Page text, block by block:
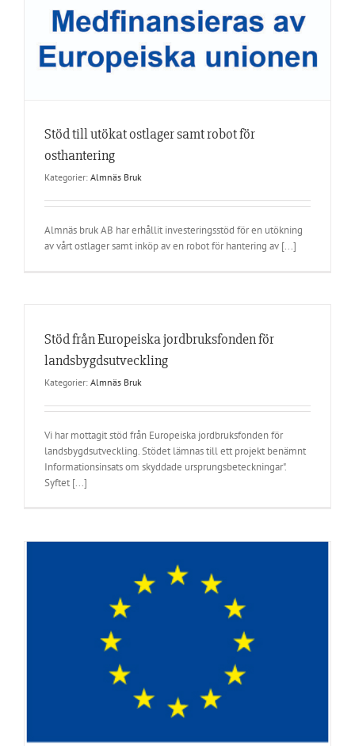
Stöd till utökat ostlager samt robot för
osthantering
Kategorier: Almnäs Bruk
Almnäs bruk AB har erhållit investeringsstöd för en utökning
av vårt ostlager samt inköp av en robot för hantering av [...]
Stöd från Europeiska jordbruksfonden för
landsbygdsutveckling
Kategorier: Almnäs Bruk
Vi har mottagit stöd från Europeiska jordbruksfonden för
landsbygdsutveckling. Stödet lämnas till ett projekt benämnt
Informationsinsats om skyddade ursprungsbeteckningar".
Syftet [...]